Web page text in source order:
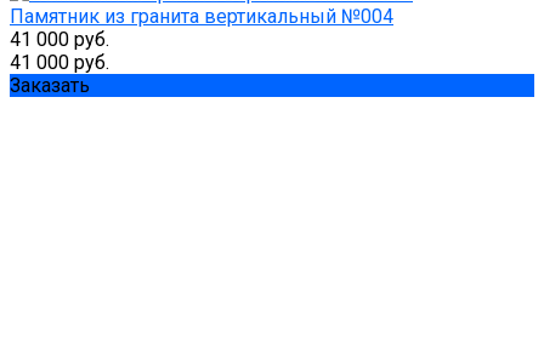
Памятник из гранита вертикальный №004
41 000 руб.
41 000 руб.
Заказать